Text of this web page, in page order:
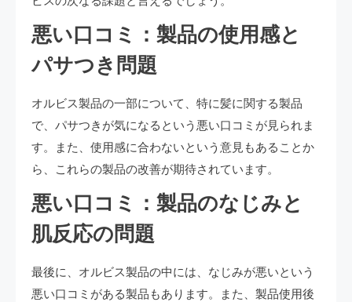
悪い口コミ：製品の使用感と
パサつき問題
オルビス製品の一部について、特に髪に関する製品
で、パサつきが気になるという悪い口コミが見られま
す。また、使用感に合わないという意見もあることか
ら、これらの製品の改善が期待されています。
悪い口コミ：製品のなじみと
肌反応の問題
最後に、オルビス製品の中には、なじみが悪いという
悪い口コミがある製品もあります。また、製品使用後